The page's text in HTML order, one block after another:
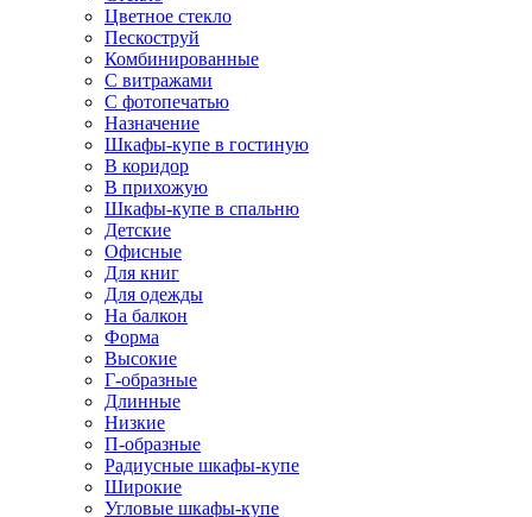
Цветное стекло
Пескоструй
Комбинированные
С витражами
С фотопечатью
Назначение
Шкафы-купе в гостиную
В коридор
В прихожую
Шкафы-купе в спальню
Детские
Офисные
Для книг
Для одежды
На балкон
Форма
Высокие
Г-образные
Длинные
Низкие
П-образные
Радиусные шкафы-купе
Широкие
Угловые шкафы-купе